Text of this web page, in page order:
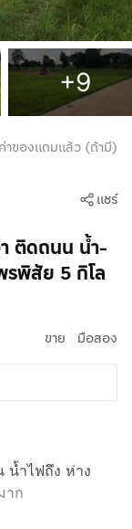
+9
าของแถมแล้ว (ถ้ามี)
แชร์
ติดถนน น้ำ-
รพิสัย 5 กิโล
ขาย มือสอง
น้ำไฟถึง ห่าง
าก